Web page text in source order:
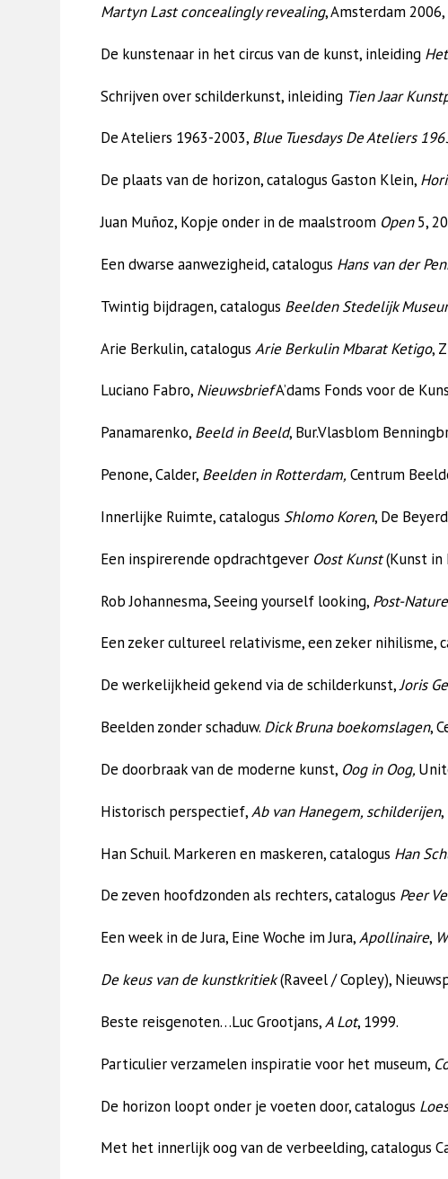
Martyn Last concealingly revealing, Amsterdam 2006,
De kunstenaar in het circus van de kunst, inleiding
Schrijven over schilderkunst, inleiding Tien Jaar
De Ateliers 1963-2003, Blue Tuesdays De Ateliers
De plaats van de horizon, catalogus Gaston Klein,
Juan Muñoz, Kopje onder in de maalstroom Open5,
Een dwarse aanwezigheid, catalogus Hans van der
Twintig bijdragen, catalogus Beelden Stedelijk
Arie Berkulin, catalogus Arie Berkulin Mbarat Ketigo,
Luciano Fabro, NieuwsbriefA’dams Fonds voor de
Panamarenko, Beeld in Beeld, Bur.Vlasblom
Penone, Calder, Beelden in Rotterdam, Centrum
Innerlijke Ruimte, catalogus Shlomo Koren, De
Een inspirerende opdrachtgever Oost Kunst(Kunst in
Rob Johannesma, Seeing yourself looking, Post-Nature
Een zeker cultureel relativisme, een zeker nihilisme,
De werkelijkheid gekend via de schilderkunst,Joris
Beelden zonder schaduw. Dick Bruna boekomslagen,
De doorbraak van de moderne kunst, Oog in Oog,
Historisch perspectief,Ab van Hanegem, schilderijen,
Han Schuil. Markeren en maskeren, catalogus Han
De zeven hoofdzonden als rechters, catalogus Peer
Een week in de Jura, Eine Woche im Jura,Apollinaire,
De keus van de kunstkritiek(Raveel / Copley),
Beste reisgenoten…Luc Grootjans,A Lot, 1999.
Particulier verzamelen inspiratie voor het museum,
De horizon loopt onder je voeten door, catalogus
Met het innerlijk oog van de verbeelding, catalogus